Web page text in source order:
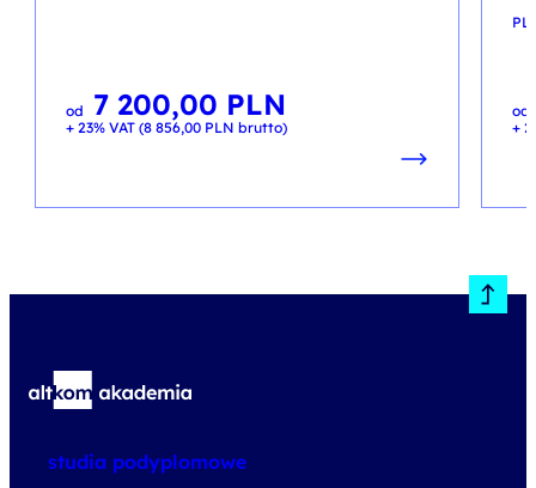
od 7 200,00 PLN
+ 23% VAT (8 856,00 PLN brutto)
PL
od
+
studia podyplomowe